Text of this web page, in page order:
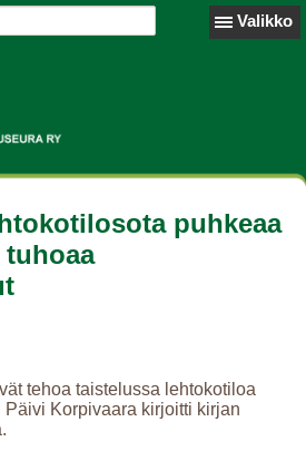
Valikko
puhkeaa
tehoa taistelussa lehtokotiloa
Korpivaara kirjoitti kirjan